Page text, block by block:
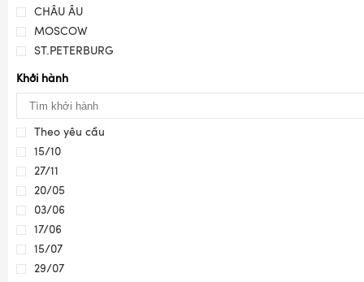
CHÂU ÂU
MOSCOW
ST.PETERBURG
Khởi hành
Theo yêu cầu
15/10
27/11
20/05
03/06
17/06
15/07
29/07